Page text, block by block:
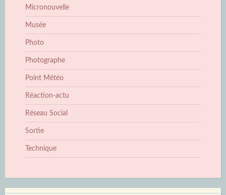
Micronouvelle
Musée
Photo
Photographe
Point Météo
Réaction-actu
Réseau Social
Sortie
Technique